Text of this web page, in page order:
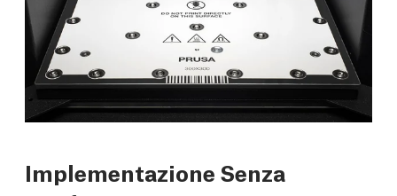
Implementazione Senza